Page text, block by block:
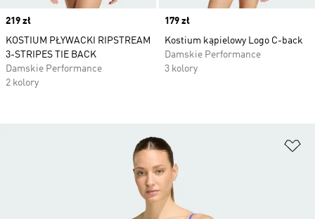
Price
219 zł
KOSTIUM PŁYWACKI RIPSTREAM
3-STRIPES TIE BACK
Damskie Performance
2 kolory
Price
179 zł
Kostium kąpielowy Logo C-back
Damskie Performance
3 kolory